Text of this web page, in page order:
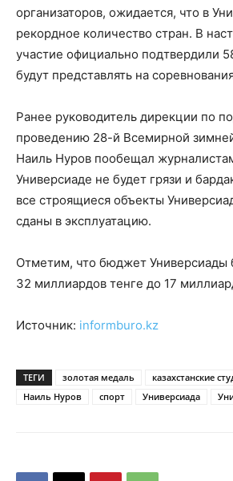
организаторов, ожидается, что в
рекордное количество стран. В
участие официально подтвердили
будут представлять на
Ранее руководитель дирекции по
проведению 28-й Всемирной
Наиль Нуров пообещал
Универсиаде не будет грязи и
все строящиеся объекты
сданы в эксплуатацию.
Отметим, что бюджет Универсиады
32 миллиардов тенге до 17
Источник: informburo.kz
ТЕГИ золотая медаль
казахстанские
Наиль Нуров
спорт Универсиада